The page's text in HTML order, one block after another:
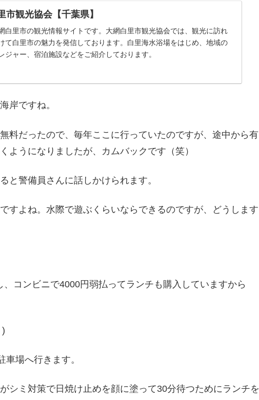
市観光協会【千葉県】
白里市の観光情報サイトです。大網白里市観光協会では、観光に訪れ
て白里市の魅力を発信しております。白里海水浴場をはじめ、地域の
ジャー、宿泊施設などをご紹介しております。
岸ですね。
料だったので、毎年ここに行っていたのですが、途中から有
ようになりましたが、カムバックです（笑）
と警備員さんに話しかけられます。
すよね。水際で遊ぶくらいならできるのですが、どうします
コンビニで4000円弱払ってランチも購入していますから
場へ行きます。
シミ対策で日焼け止めを顔に塗って30分待つためにランチを